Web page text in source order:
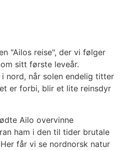
"Ailos reise", der vi følger
sitt første leveår.
nord, når solen endelig titter
er forbi, blir et lite reinsdyr
Ailo overvinne
ham i den til tider brutale
får vi se nordnorsk natur